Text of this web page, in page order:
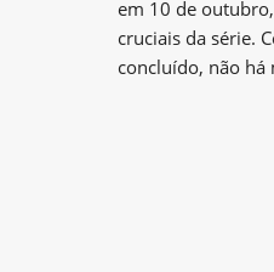
em 10 de
cruciais da série.
concluído, não há